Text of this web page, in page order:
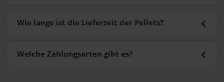
Welche Zahlungsarten gibt es?
Wie lange ist die Lieferzeit der Pellets?